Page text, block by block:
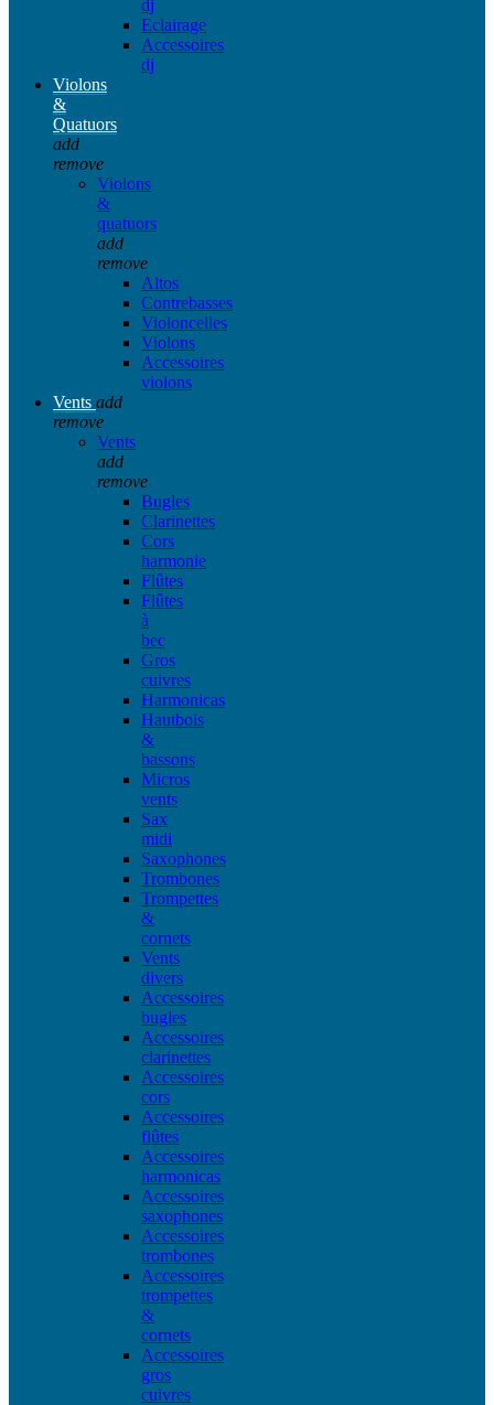
dj
Eclairage
Accessoires
dj
Violons
&
Quatuors
add
remove
Violons
&
quatuors
add
remove
Altos
Contrebasses
Violoncelles
Violons
Accessoires
violons
Vents add
remove
Vents
add
remove
Bugles
Clarinettes
Cors
harmonie
Flûtes
Flûtes
à
bec
Gros
cuivres
Harmonicas
Hautbois
&
bassons
Micros
vents
Sax
midi
Saxophones
Trombones
Trompettes
&
cornets
Vents
divers
Accessoires
bugles
Accessoires
clarinettes
Accessoires
cors
Accessoires
flûtes
Accessoires
harmonicas
Accessoires
saxophones
Accessoires
trombones
Accessoires
trompettes
&
cornets
Accessoires
gros
cuivres